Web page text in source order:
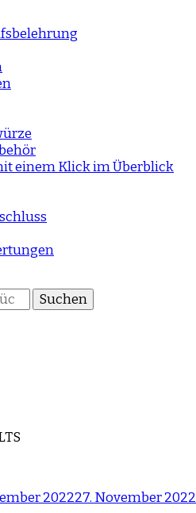
einem Klick im Überblick
202227. November 2022